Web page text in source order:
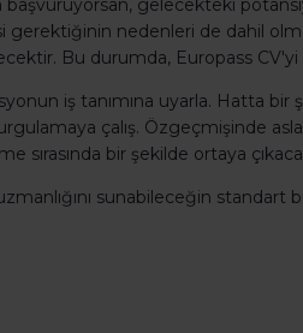
başvuruyorsan, gelecekteki
nedenleri de dahil
Bu durumda, Europass
iş tanımına uyarla. Hatta bir
çalış. Özgeçmişinde
sırasında bir şekilde ortaya
sunabileceğin standart